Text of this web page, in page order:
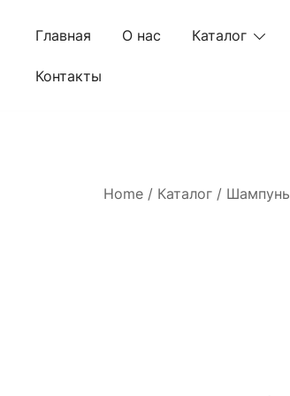
Главная О нас Каталог
Контакты
Home / Каталог / Шампунь